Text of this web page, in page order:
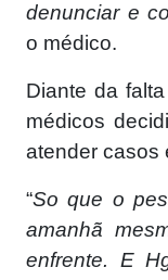
denunciar e
o médico.
Diante da
médicos
atender casos
“So que o
amanhã
enfrente. E